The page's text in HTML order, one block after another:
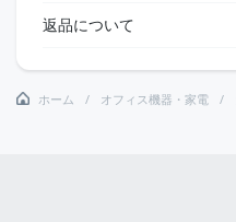
返品について
ホーム オフィス機器・家電